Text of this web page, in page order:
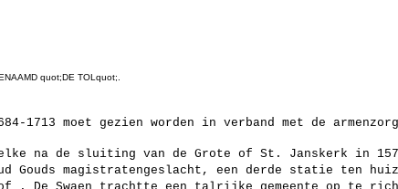
quot;DE TOLquot;.
1713 moet gezien worden in verband met de
na de sluiting van de Grote of St. Janskerk in
magistratengeslacht, een derde statie ten